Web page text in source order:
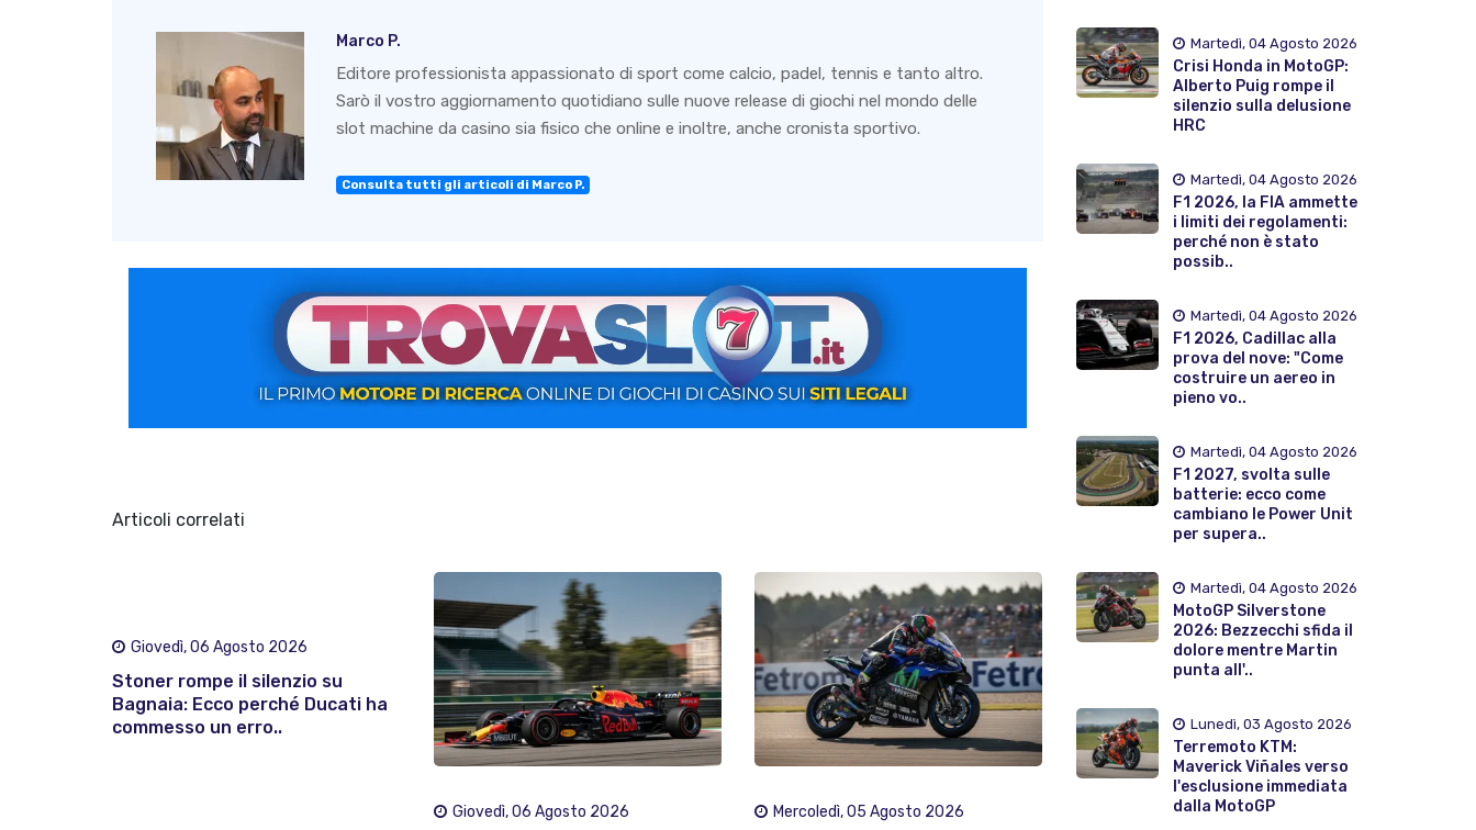
Marco P.
Editore professionista appassionato di sport come calcio, padel, tennis e tanto altro.
Sarò il vostro aggiornamento quotidiano sulle nuove release di giochi nel mondo delle
slot machine da casino sia fisico che online e inoltre, anche cronista sportivo.
Consulta tutti gli articoli di Marco P.
Articoli correlati
Giovedì, 06 Agosto 2026
Stoner rompe il silenzio su
Bagnaia: Ecco perché Ducati ha
commesso un erro..
Giovedì, 06 Agosto 2026 Mercoledì, 05 Agosto 2026
Martedì, 04 Agosto 2026
Crisi Honda in MotoGP:
Alberto Puig rompe il
silenzio sulla delusione
HRC
Martedì, 04 Agosto 2026
F1 2026, la FIA ammette
i limiti dei regolamenti:
perché non è stato
possib..
Martedì, 04 Agosto 2026
F1 2026, Cadillac alla
prova del nove: "Come
costruire un aereo in
pieno vo..
Martedì, 04 Agosto 2026
F1 2027, svolta sulle
batterie: ecco come
cambiano le Power Unit
per supera..
Martedì, 04 Agosto 2026
MotoGP Silverstone
2026: Bezzecchi sfida il
dolore mentre Martin
punta all'..
Lunedì, 03 Agosto 2026
Terremoto KTM:
Maverick Viñales verso
l'esclusione immediata
dalla MotoGP